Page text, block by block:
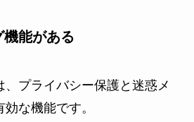
機能がある
、プライバシー保護と迷惑メ
な機能です。